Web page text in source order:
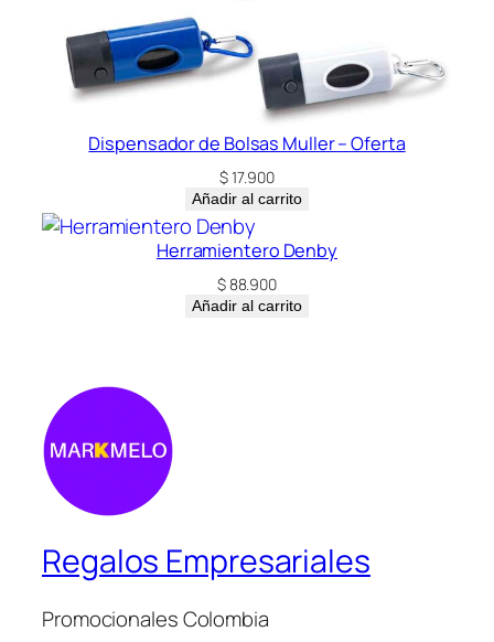
Dispensador de Bolsas Muller – Oferta
$17.900
Añadir al carrito
Herramientero Denby
$88.900
Añadir al carrito
Regalos Empresariales
Promocionales Colombia